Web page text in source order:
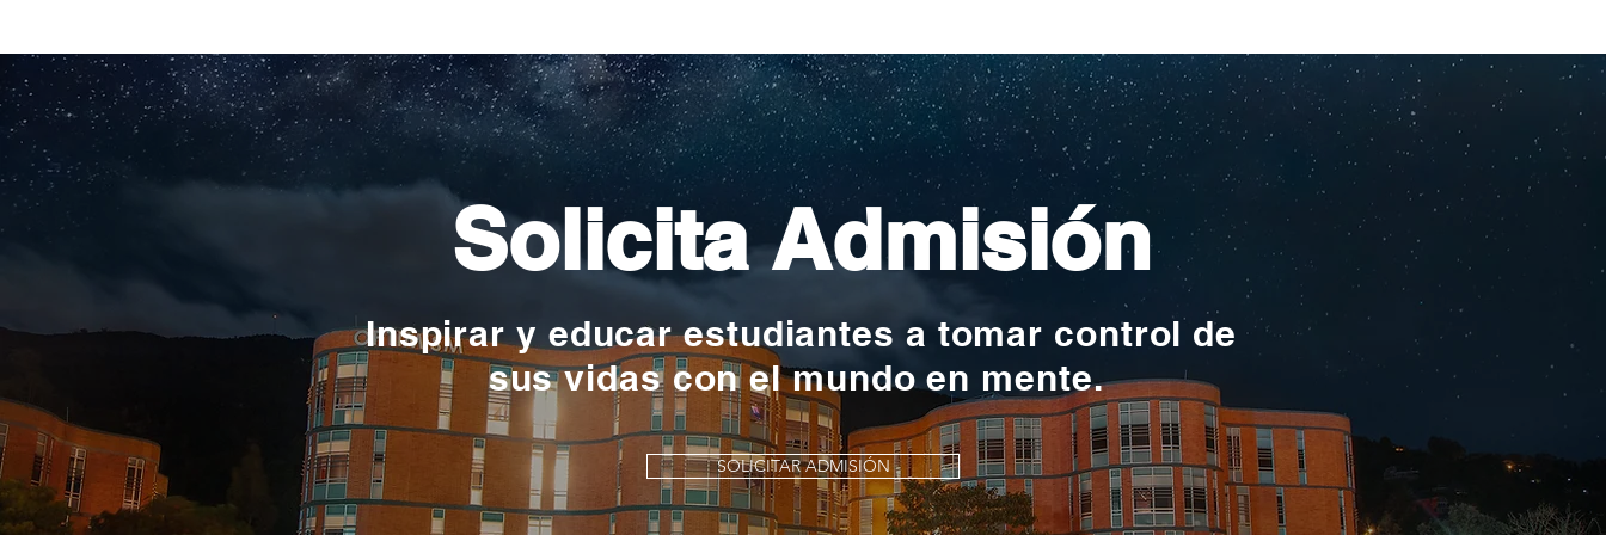
Solicita Admisión
Inspirar y educar estudiantes a tomar control de
sus vidas con el mundo en mente.
SOLICITAR ADMISIÓN